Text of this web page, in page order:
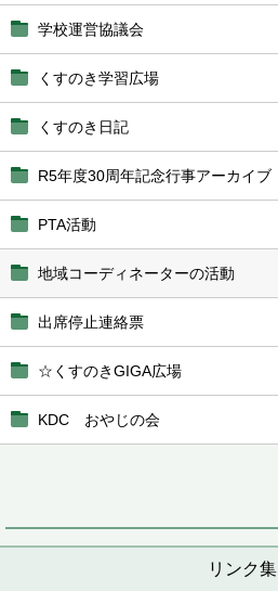
学校運営協議会
くすのき学習広場
くすのき日記
R5年度30周年記念行事アーカイブ
PTA活動
地域コーディネーターの活動
出席停止連絡票
☆くすのきGIGA広場
KDC おやじの会
リンク集